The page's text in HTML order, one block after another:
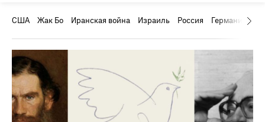
США Жак Бо Иранская война Израиль Россия Германия